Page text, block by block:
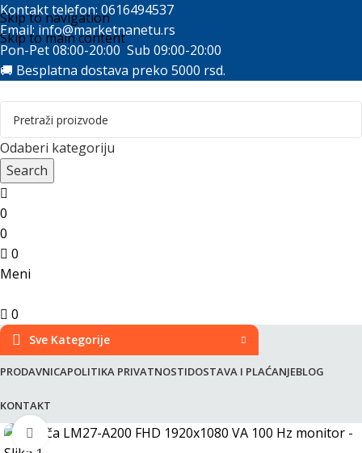
Skip to navigation
Skip to main content
Kontakt telefon: 0616494537
Email: info@marketnanetu.rs
Pon-Pet 08:00-20:00 Sub 09:00-20:00
🚚 Besplatna dostava preko 5000 rsd.
Odaberi kategoriju
Search
0
0
0
Meni
0
Sve Kategorije
PRODAVNICAPOLITIKA PRIVATNOSTIDOSTAVA I PLAĆANJEBLOG
KONTAKT
Click to enlarge